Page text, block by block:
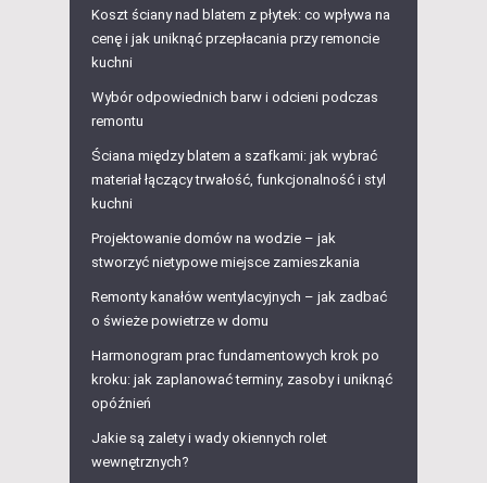
Koszt ściany nad blatem z płytek: co wpływa na
cenę i jak uniknąć przepłacania przy remoncie
kuchni
Wybór odpowiednich barw i odcieni podczas
remontu
Ściana między blatem a szafkami: jak wybrać
materiał łączący trwałość, funkcjonalność i styl
kuchni
Projektowanie domów na wodzie – jak
stworzyć nietypowe miejsce zamieszkania
Remonty kanałów wentylacyjnych – jak zadbać
o świeże powietrze w domu
Harmonogram prac fundamentowych krok po
kroku: jak zaplanować terminy, zasoby i uniknąć
opóźnień
Jakie są zalety i wady okiennych rolet
wewnętrznych?